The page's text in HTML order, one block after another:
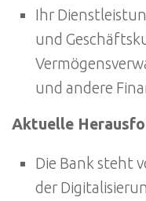
Ihr
und
und andere
Aktuelle
Die Bank steht
der